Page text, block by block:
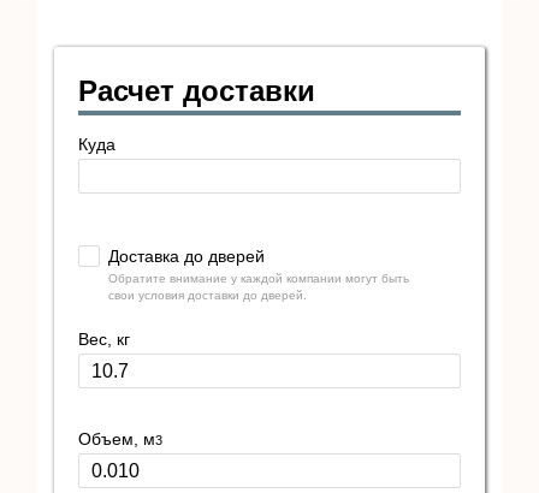
Расчет доставки
Куда
Доставка до дверей
Обратите внимание у каждой компании могут быть
свои условия доставки до дверей.
Вес, кг
Объем, м3